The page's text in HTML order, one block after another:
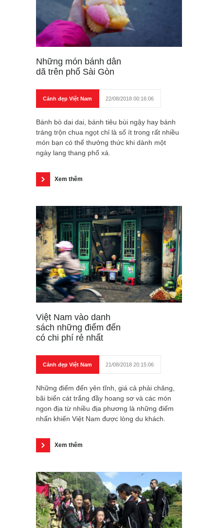
Những món bánh dân
dã trên phố Sài Gòn
Cảnh đẹp Việt Nam 22/08/2018 00:16:06
Bánh bò dai dai, bánh tiêu bùi ngậy hay bánh
tráng trộn chua ngọt chỉ là số ít trong rất nhiều
món bạn có thể thưởng thức khi dành một
ngày lang thang phố xá.
Xem thêm
Việt Nam vào danh
sách những điểm đến
có chi phí rẻ nhất
Cảnh đẹp Việt Nam 21/08/2018 20:15:06
Những điểm đến yên tĩnh, giá cả phải chăng,
bãi biển cát trắng đầy hoang sơ và các món
ngon địa từ nhiều địa phương là những điểm
nhấn khiến Việt Nam được lòng du khách.
Xem thêm